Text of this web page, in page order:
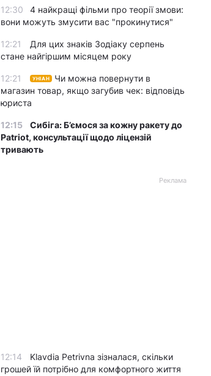
12:30
4 найкращі фільми про теорії змови:
вони можуть змусити вас "прокинутися"
12:21
Для цих знаків Зодіаку серпень
стане найгіршим місяцем року
12:21 УНІАН
Чи можна повернути в
магазин товар, якщо загубив чек: відповідь
юриста
12:15
Сибіга: Б’ємося за кожну ракету до
Patriot, консультації щодо ліцензій
тривають
Реклама
12:14
Klavdia Petrivna зізналася, скільки
грошей їй потрібно для комфортного життя